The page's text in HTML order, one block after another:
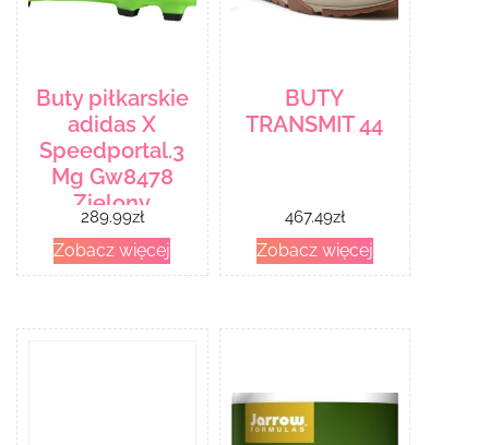
Buty piłkarskie
adidas X
Speedportal.3
Mg Gw8478
Zielony
289.99zł
Zobacz więcej
BUTY
TRANSMIT 44
467.49zł
Zobacz więcej